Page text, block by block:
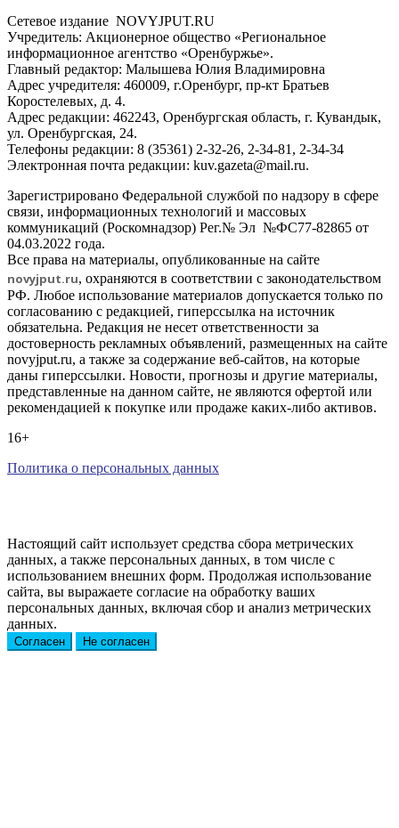
Сетевое издание NOVYJPUT.RU
Учредитель: Акционерное общество «Региональное
информационное агентство «Оренбуржье».
Главный редактор: Малышева Юлия Владимировна
Адрес учредителя: 460009, г.Оренбург, пр-кт Братьев
Коростелевых, д. 4.
Адрес редакции: 462243, Оренбургская область, г. Кувандык,
ул. Оренбургская, 24.
Телефоны редакции: 8 (35361) 2-32-26, 2-34-81, 2-34-34
Электронная почта редакции: kuv.gazeta@mail.ru.
Зарегистрировано Федеральной службой по надзору в сфере
связи, информационных технологий и массовых
коммуникаций (Роскомнадзор) Рег.№ Эл №ФС77-82865 от
04.03.2022 года.
Все права на материалы, опубликованные на сайте
novyjput.ru, охраняются в соответствии с законодательством
РФ. Любое использование материалов допускается только по
согласованию с редакцией, гиперссылка на источник
обязательна. Редакция не несет ответственности за
достоверность рекламных объявлений, размещенных на сайте
novyjput.ru, а также за содержание веб-сайтов, на которые
даны гиперссылки. Новости, прогнозы и другие материалы,
представленные на данном сайте, не являются офертой или
рекомендацией к покупке или продаже каких-либо активов.
16+
Политика о персональных данных
Настоящий сайт использует средства сбора метрических
данных, а также персональных данных, в том числе с
использованием внешних форм. Продолжая использование
сайта, вы выражаете согласие на обработку ваших
персональных данных, включая сбор и анализ метрических
данных.
Согласен Не согласен